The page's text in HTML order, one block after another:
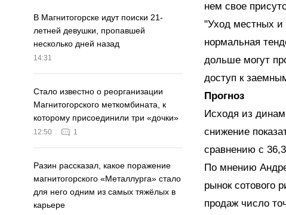
В Магнитогорске идут поиски 21-
летней девушки, пропавшей
несколько дней назад
14:31
Стало известно о реорганизации
Магнитогорского меткомбината, к
которому присоединили три «дочки»
12:50 1
Разин рассказал, какое поражение
магнитогорского «Металлурга» стало
для него одним из самых тяжёлых в
карьере
нем свое
"Уход местных и
нормальная
дольше могут
доступ к
Прогноз
Исходя из
снижение
сравнению с
По мнению
рынок сотового
продаж число